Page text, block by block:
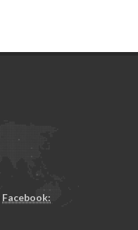
Facebook: